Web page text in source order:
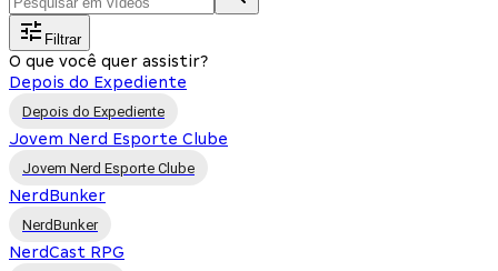
Filtrar
O que você quer assistir?
Depois do Expediente
Depois do Expediente
Jovem Nerd Esporte Clube
Jovem Nerd Esporte Clube
NerdBunker
NerdBunker
NerdCast RPG